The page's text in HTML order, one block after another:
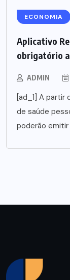
ECONOMIA
Aplicativo
obrigatório
ADMIN
[ad_1] A partir
de saúde
poderão